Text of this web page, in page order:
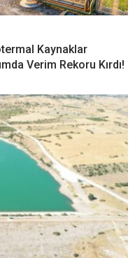
Kaynaklar
Verim Rekoru Kırdı!